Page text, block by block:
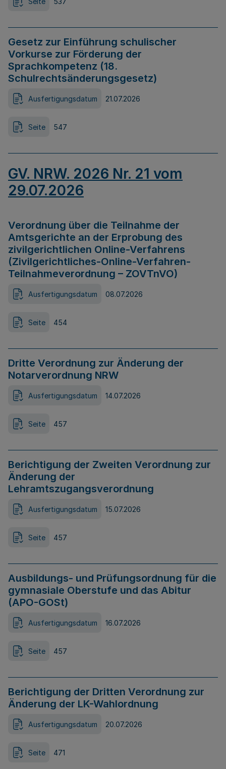
Gesetz zur Einführung schulischer
Vorkurse zur Förderung der
Sprachkompetenz (18.
Schulrechtsänderungsgesetz)
Ausfertigungsdatum 21.07.2026
Seite 547
GV. NRW. 2026 Nr. 21 vom
29.07.2026
Verordnung über die Teilnahme der
Amtsgerichte an der Erprobung des
zivilgerichtlichen Online-Verfahrens
(Zivilgerichtliches-Online-Verfahren-
Teilnahmeverordnung – ZOVTnVO)
Ausfertigungsdatum 08.07.2026
Seite 454
Dritte Verordnung zur Änderung der
Notarverordnung NRW
Ausfertigungsdatum 14.07.2026
Seite 457
Berichtigung der Zweiten Verordnung zur
Änderung der
Lehramtszugangsverordnung
Ausfertigungsdatum 15.07.2026
Seite 457
Ausbildungs- und Prüfungsordnung für die
gymnasiale Oberstufe und das Abitur
(APO-GOSt)
Ausfertigungsdatum 16.07.2026
Seite 457
Berichtigung der Dritten Verordnung zur
Änderung der LK-Wahlordnung
Ausfertigungsdatum 20.07.2026
Seite 471